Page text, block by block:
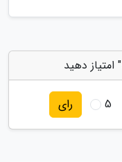
امتیاز دهید
5 رای